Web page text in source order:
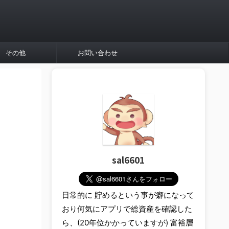
その他 お問い合わせ
sal6601
日常的に 貯めるという事が癖になって
おり何気にアプリで総資産を確認した
ら、(20年位かかっていますが) 富裕層